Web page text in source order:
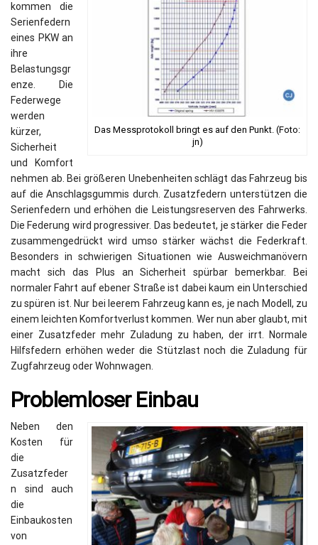
Das Messprotokoll bringt es auf den Punkt. (Foto:
jn)
kommen die
Serienfedern
eines PKW an
ihre
Belastungsgr
enze. Die
Federwege
werden
kürzer,
Sicherheit
und Komfort
nehmen ab. Bei größeren Unebenheiten schlägt das Fahrzeug bis
auf die Anschlagsgummis durch. Zusatzfedern unterstützen die
Serienfedern und erhöhen die Leistungsreserven des Fahrwerks.
Die Federung wird progressiver. Das bedeutet, je stärker die Feder
zusammengedrückt wird umso stärker wächst die Federkraft.
Besonders in schwierigen Situationen wie Ausweichmanövern
macht sich das Plus an Sicherheit spürbar bemerkbar. Bei
normaler Fahrt auf ebener Straße ist dabei kaum ein Unterschied
zu spüren ist. Nur bei leerem Fahrzeug kann es, je nach Modell, zu
einem leichten Komfortverlust kommen. Wer nun aber glaubt, mit
einer Zusatzfeder mehr Zuladung zu haben, der irrt. Normale
Hilfsfedern erhöhen weder die Stützlast noch die Zuladung für
Zugfahrzeug oder Wohnwagen.
Problemloser Einbau
Neben den
Kosten für
die
Zusatzfeder
n sind auch
die
Einbaukosten
von